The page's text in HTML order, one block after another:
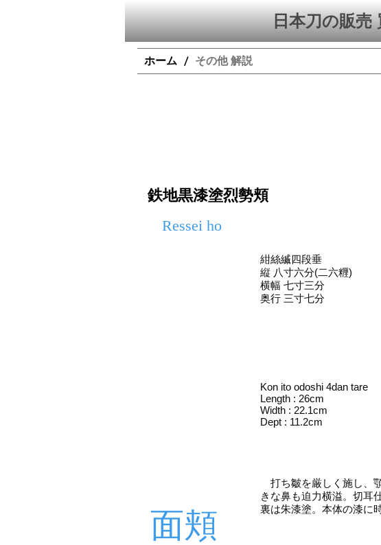
日本刀の販売
ホーム / その他 解説
鉄地黒漆塗烈勢頬
Ressei ho
紺絲縅四段垂
縦 八寸六分(二六糎)
横幅 七寸三分
奥行 三寸七分
Kon ito odoshi 4dan tare
Length : 26cm
Width : 22.1cm
Dept : 11.2cm
面頬
打ち皺を厳しく施し、
きな鼻も迫力横溢。切耳
裏は朱漆塗。本体の漆に